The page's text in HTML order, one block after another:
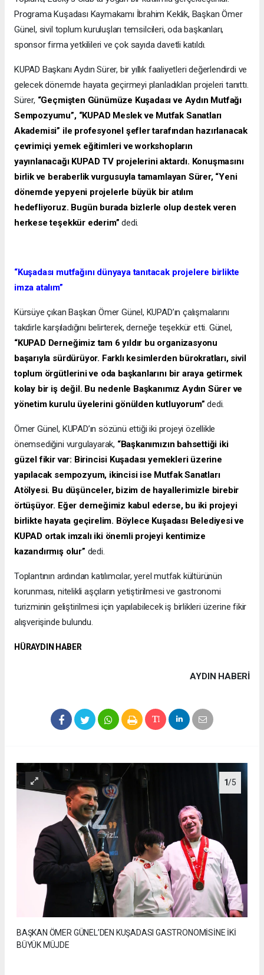
Programa Kuşadası Kaymakamı İbrahim Keklik, Başkan Ömer
Günel, sivil toplum kuruluşları temsilcileri, oda başkanları,
sponsor firma yetkilileri ve çok sayıda davetli katıldı.
KUPAD Başkanı Aydın Sürer, bir yıllık faaliyetleri değerlendirdi ve
gelecek dönemde hayata geçirmeyi planladıkları projeleri tanıttı.
Sürer, “Geçmişten Günümüze Kuşadası ve Aydın Mutfağı
Sempozyumu”, “KUPAD Meslek ve Mutfak Sanatları
Akademisi” ile profesyonel şefler tarafından hazırlanacak
çevrimiçi yemek eğitimleri ve workshopların
yayınlanacağı KUPAD TV projelerini aktardı. Konuşmasını
birlik ve beraberlik vurgusuyla tamamlayan Sürer, “Yeni
dönemde yepyeni projelerle büyük bir atılım
hedefliyoruz. Bugün burada bizlerle olup destek veren
herkese teşekkür ederim”dedi.
“Kuşadası mutfağını dünyaya tanıtacak projelere birlikte
imza atalım”
Kürsüye çıkan Başkan Ömer Günel, KUPAD’ın çalışmalarını
takdirle karşıladığını belirterek, derneğe teşekkür etti. Günel,
“KUPAD Derneğimiz tam 6 yıldır bu organizasyonu
başarıyla sürdürüyor. Farklı kesimlerden bürokratları, sivil
toplum örgütlerini ve oda başkanlarını bir araya getirmek
kolay bir iş değil. Bu nedenle Başkanımız Aydın Sürer ve
yönetim kurulu üyelerini gönülden kutluyorum”dedi.
Ömer Günel, KUPAD’ın sözünü ettiği iki projeyi özellikle
önemsediğini vurgulayarak, “Başkanımızın bahsettiği iki
güzel fikir var: Birincisi Kuşadası yemekleri üzerine
yapılacak sempozyum, ikincisi ise Mutfak Sanatları
Atölyesi. Bu düşünceler, bizim de hayallerimizle birebir
örtüşüyor. Eğer derneğimiz kabul ederse, bu iki projeyi
birlikte hayata geçirelim. Böylece Kuşadası Belediyesi ve
KUPAD ortak imzalı iki önemli projeyi kentimize
kazandırmış olur” dedi.
Toplantının ardından katılımcılar, yerel mutfak kültürünün
korunması, nitelikli aşçıların yetiştirilmesi ve gastronomi
turizminin geliştirilmesi için yapılabilecek iş birlikleri üzerine fikir
alışverişinde bulundu.
HÜRAYDIN HABER
AYDIN HABERİ
1/5
BAŞKAN ÖMER GÜNEL’DEN KUŞADASI GASTRONOMİSİNE İKİ
BÜYÜK MÜJDE